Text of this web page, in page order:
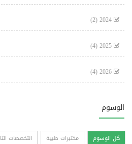
(2)
(4)
(4)
الوسوم
كل الوسوم مختبرات طبية التخصصات